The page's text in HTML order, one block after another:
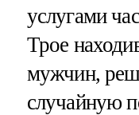
услугами
Трое
мужчин,
случайную